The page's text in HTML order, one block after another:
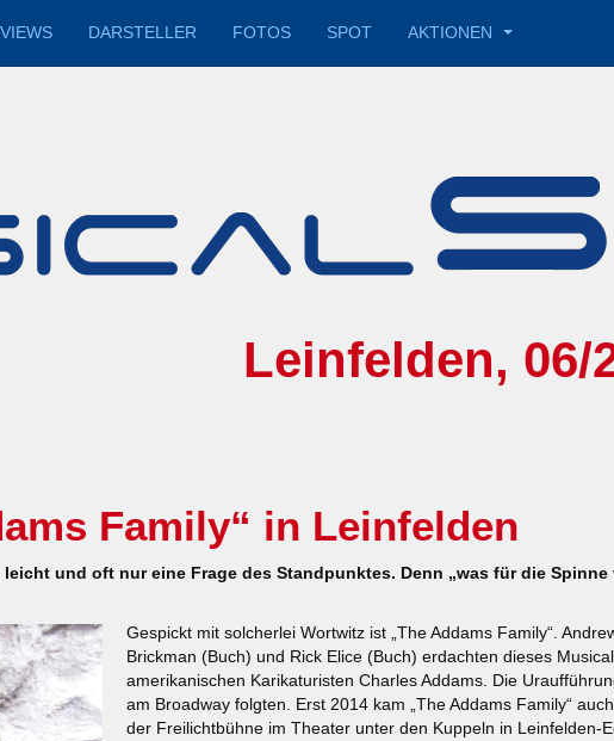
DARSTELLER FOTOS SPOT AKTIONEN
Leinfelden, 06/
Family“ in Leinfelden
und oft nur eine Frage des Standpunktes. Denn „was für die
Gespickt mit solcherlei Wortwitz ist „The Addams Family“.
Brickman (Buch) und Rick Elice (Buch) erdachten dieses
amerikanischen Karikaturisten Charles Addams. Die
am Broadway folgten. Erst 2014 kam „The Addams Family“
der Freilichtbühne im Theater unter den Kuppeln in Leinfelden-